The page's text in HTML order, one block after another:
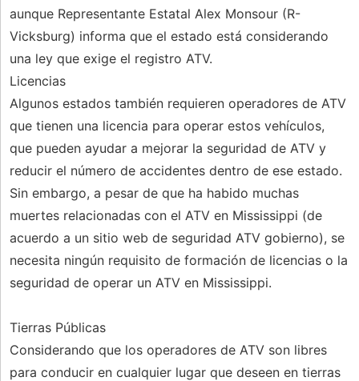
aunque Representante Estatal Alex Monsour (R-
Vicksburg) informa que el estado está considerando
una ley que exige el registro ATV.
Licencias
Algunos estados también requieren operadores de ATV
que tienen una licencia para operar estos vehículos,
que pueden ayudar a mejorar la seguridad de ATV y
reducir el número de accidentes dentro de ese estado.
Sin embargo, a pesar de que ha habido muchas
muertes relacionadas con el ATV en Mississippi (de
acuerdo a un sitio web de seguridad ATV gobierno), se
necesita ningún requisito de formación de licencias o la
seguridad de operar un ATV en Mississippi.
Tierras Públicas
Considerando que los operadores de ATV son libres
para conducir en cualquier lugar que deseen en tierras